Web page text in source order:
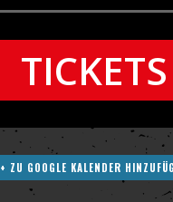
TICKETS
+ ZU GOOGLE KALENDER